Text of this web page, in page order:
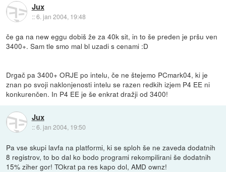
Jux
::6. jan 2004, 19:48
če ga na new eggu dobiš že za 40k sit, in to še preden je pršu ven
3400+. Sam tle smo mal bl uzadi s cenami :D
Drgač pa 3400+ ORJE po intelu, če ne štejemo PCmark04, ki je
znan po svoji naklonjenosti intelu se razen redkih izjem P4 EE ni
konkurenčen. In P4 EE je še enkrat dražji od 3400!
Jux
::6. jan 2004, 19:50
Pa vse skupi lavfa na platformi, ki se sploh še ne zaveda dodatnih
8 registrov, to bo dal ko bodo programi rekompilirani še dodatnih
15% ziher gor! TOkrat pa res kapo dol, AMD ownz!